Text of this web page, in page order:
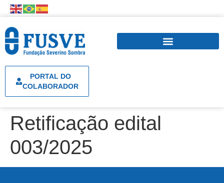
PORTAL DO
COLABORADOR
Retificação edital
003/2025